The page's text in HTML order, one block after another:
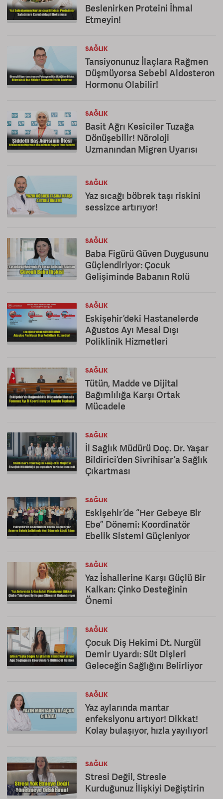
Beslenirken Proteini İhmal
Etmeyin!
SAĞLIK
Tansiyonunuz İlaçlara Rağmen
Düşmüyorsa Sebebi Aldosteron
Hormonu Olabilir!
SAĞLIK
Basit Ağrı Kesiciler Tuzağa
Dönüşebilir! Nöroloji
Uzmanından Migren Uyarısı
SAĞLIK
Yaz sıcağı böbrek taşı riskini
sessizce artırıyor!
SAĞLIK
Baba Figürü Güven Duygusunu
Güçlendiriyor: Çocuk
Gelişiminde Babanın Rolü
SAĞLIK
Eskişehir’deki Hastanelerde
Ağustos Ayı Mesai Dışı
Poliklinik Hizmetleri
SAĞLIK
Tütün, Madde ve Dijital
Bağımlılığa Karşı Ortak
Mücadele
SAĞLIK
İl Sağlık Müdürü Doç. Dr. Yaşar
Bildirici’den Sivrihisar’a Sağlık
Çıkartması
SAĞLIK
Eskişehir’de “Her Gebeye Bir
Ebe” Dönemi: Koordinatör
Ebelik Sistemi Güçleniyor
SAĞLIK
Yaz İshallerine Karşı Güçlü Bir
Kalkan: Çinko Desteğinin
Önemi
SAĞLIK
Çocuk Diş Hekimi Dt. Nurgül
Demir Uyardı: Süt Dişleri
Geleceğin Sağlığını Belirliyor
SAĞLIK
Yaz aylarında mantar
enfeksiyonu artıyor! Dikkat!
Kolay bulaşıyor, hızla yayılıyor!
SAĞLIK
Stresi Değil, Stresle
Kurduğunuz İlişkiyi Değiştirin